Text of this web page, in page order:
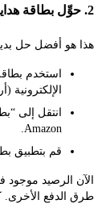
أفضل حل بديل. إليك
الإلكترونية (أرسلها
انتقل إلى “بطاقات
قم بتطبيق بطاقة
الأخرى. كما أنه